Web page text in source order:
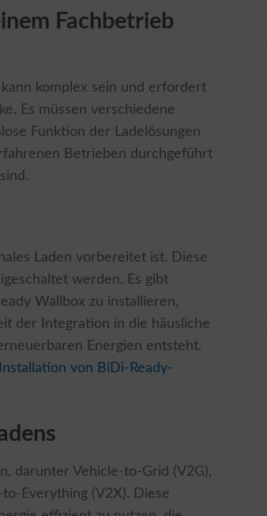
Fachbetrieb
komplex sein und erfordert
Es müssen verschiedene
Funktion der Ladelösungen
Betrieben durchgeführt
Laden vorbereitet ist. Diese
werden. Es gibt
Wallbox zu installieren,
der Integration in die häusliche
Energien entsteht.
Installation von BiDi-Ready-
darunter Vehicle-to-Grid (V2G),
Everything (V2X). Diese